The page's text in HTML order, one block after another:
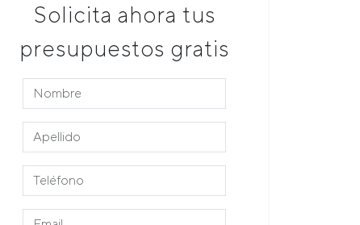
Solicita ahora tus
presupuestos gratis